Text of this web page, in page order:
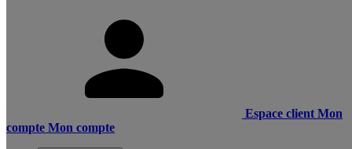
Espace client Mon
compte Mon compte